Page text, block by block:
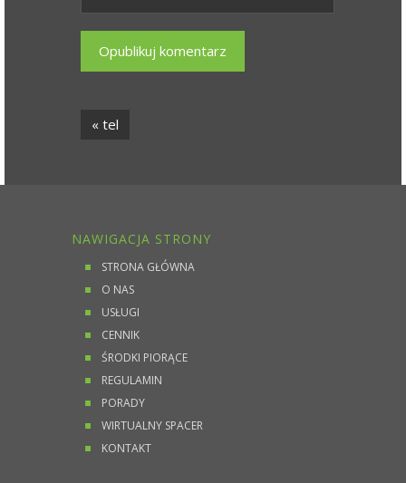
« tel
NAWIGACJA STRONY
STRONA GŁÓWNA
O NAS
USŁUGI
CENNIK
ŚRODKI PIORĄCE
REGULAMIN
PORADY
WIRTUALNY SPACER
KONTAKT